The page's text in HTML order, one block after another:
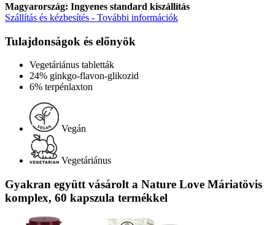
Magyarország: Ingyenes standard kiszállítás
Szállítás és kézbesítés - További információk
Tulajdonságok és előnyök
Vegetáriánus tabletták
24% ginkgo-flavon-glikozid
6% terpénlaxton
Vegán
Vegetáriánus
Gyakran együtt vásárolt a Nature Love Máriatövis
komplex, 60 kapszula termékkel